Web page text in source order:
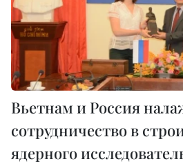
Вьетнам и Россия
сотрудничество в
ядерного